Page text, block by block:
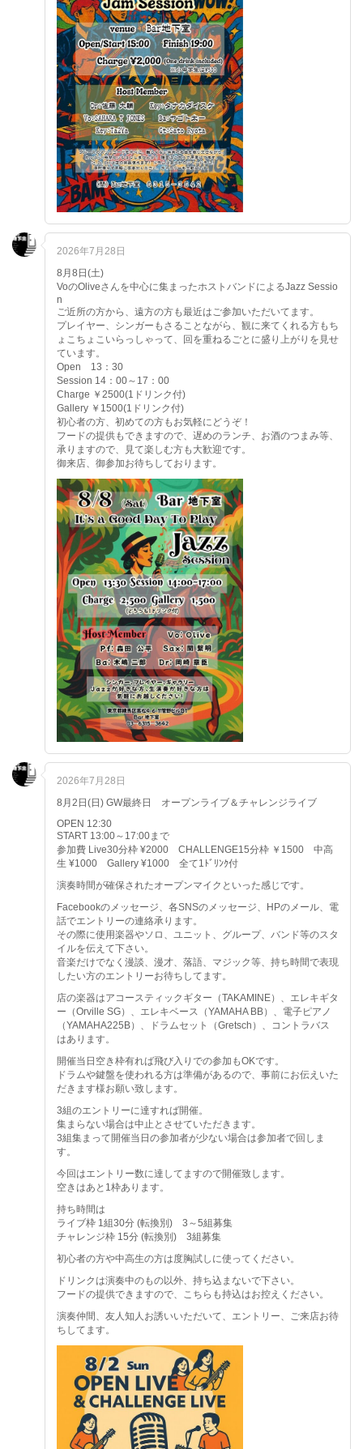
2026年7月28日
8月8日(土)
VoのOliveさんを中心に集まったホストバンドによるJazz Sessio
n
ご近所の方から、遠方の方も最近はご参加いただいてます。
プレイヤー、シンガーもさることながら、観に来てくれる方もち
ょこちょこいらっしゃって、回を重ねるごとに盛り上がりを見せ
ています。
Open 13：30
Session 14：00～17：00
Charge ￥2500(1ドリンク付)
Gallery ￥1500(1ドリンク付)
初心者の方、初めての方もお気軽にどうぞ！
フードの提供もできますので、遅めのランチ、お酒のつまみ等、
承りますので、見て楽しむ方も大歓迎です。
御来店、御参加お待ちしております。
2026年7月28日
8月2日(日) GW最終日 オープンライブ＆チャレンジライブ
OPEN 12:30
START 13:00～17:00まで
参加費 Live30分枠 ¥2000 CHALLENGE15分枠 ￥1500 中高
生 ¥1000 Gallery ¥1000 全て1ﾄﾞﾘﾝｸ付
演奏時間が確保されたオープンマイクといった感じです。
Facebookのメッセージ、各SNSのメッセージ、HPのメール、電
話でエントリーの連絡承ります。
その際に使用楽器やソロ、ユニット、グループ、バンド等のスタ
イルを伝えて下さい。
音楽だけでなく漫談、漫才、落語、マジック等、持ち時間で表現
したい方のエントリーお待ちしてます。
店の楽器はアコースティックギター（TAKAMINE）、エレキギタ
ー（Orville SG）、エレキベース（YAMAHA BB）、電子ピアノ
（YAMAHA225B）、ドラムセット（Gretsch）、コントラバス
はあります。
開催当日空き枠有れば飛び入りでの参加もOKです。
ドラムや鍵盤を使われる方は準備があるので、事前にお伝えいた
だきます様お願い致します。
3組のエントリーに達すれば開催。
集まらない場合は中止とさせていただきます。
3組集まって開催当日の参加者が少ない場合は参加者で回しま
す。
今回はエントリー数に達してますので開催致します。
空きはあと1枠あります。
持ち時間は
ライブ枠 1組30分 (転換別) 3～5組募集
チャレンジ枠 15分 (転換別) 3組募集
初心者の方や中高生の方は度胸試しに使ってください。
ドリンクは演奏中のもの以外、持ち込まないで下さい。
フードの提供できますので、こちらも持込はお控えください。
演奏仲間、友人知人お誘いいただいて、エントリー、ご来店お待
ちしてます。